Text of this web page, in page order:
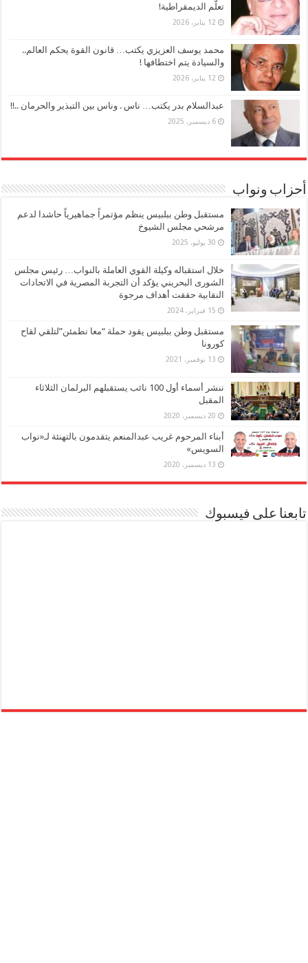
تعلُّم الديمقراطية!
12 يناير، 2026
محمد يوسف العزيزي يكتب… قانون القوة يحكم العالم..
والسيادة يتم اختطافها !
12 يناير، 2026
عبدالسلام بدر يكتب… ناس . وناس بين التبذير والحرمان ..!!
6 ديسمبر، 2025
أحزاب ونواب
مستقبل وطن ببلبيس ينظم مؤتمراً جماهيرياً حاشدا لدعم
مرشحي مجلس الشيوخ
30 يوليو، 2025
خلال استقباله وكيلة القوي العاملة بالنواب… رئيس مجلس
الشورى البحريني يؤكد أن التجربة المصرية في الاتحادات
النقابية حققت أهداف مرجوة
15 فبراير، 2024
مستقبل وطن ببلبيس يقود حملة “معا نطمئن”لتلقي لقاح
كورونا
13 نوفمبر، 2021
ننشر أسماء أول 100 نائب يستقبلهم البرلمان الثلاثاء
المقبل
20 ديسمبر، 2020
أبناء المرحوم غريب عبدالمنعم يتقدمون بالتهنئة لـ«نواب
السويس»
13 ديسمبر، 2020
تابعنا على فيسبوك